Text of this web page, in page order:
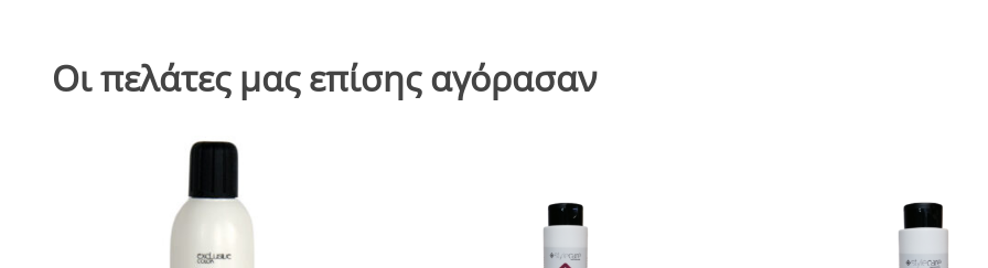
Οι πελάτες μας επίσης αγόρασαν